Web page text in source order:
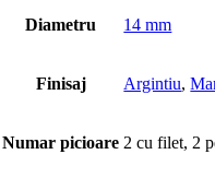
Diametru 14 mm
Finisaj Argintiu,
Numar picioare 2 cu filet, 2